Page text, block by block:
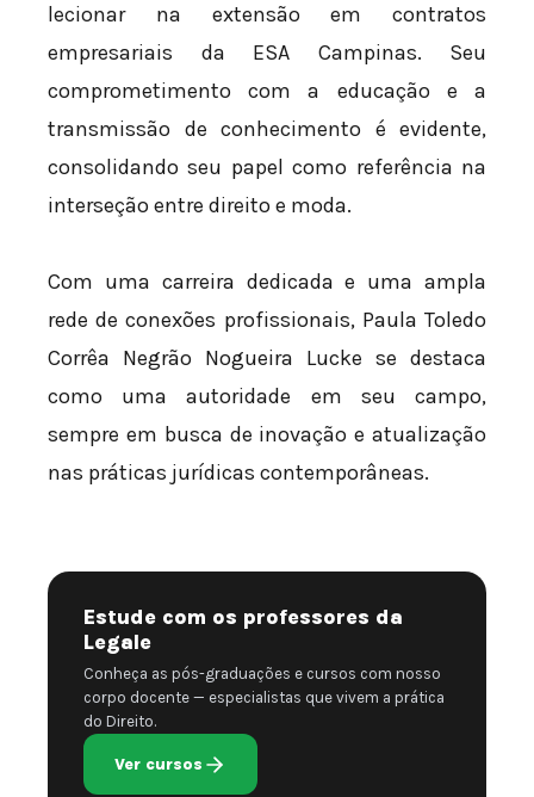
lecionar na extensão em contratos
empresariais da ESA Campinas. Seu
comprometimento com a educação e a
transmissão de conhecimento é evidente,
consolidando seu papel como referência na
interseção entre direito e moda.
Com uma carreira dedicada e uma ampla
rede de conexões profissionais, Paula Toledo
Corrêa Negrão Nogueira Lucke se destaca
como uma autoridade em seu campo,
sempre em busca de inovação e atualização
nas práticas jurídicas contemporâneas.
Estude com os professores da
Legale
Conheça as pós-graduações e cursos com nosso
corpo docente — especialistas que vivem a prática
do Direito.
Ver cursos